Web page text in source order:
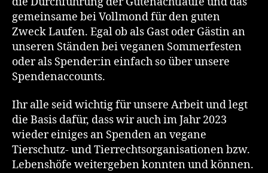
gemeinsame bei Vollmond für den guten
Zweck Laufen. Egal ob als Gast oder Gästin an
unseren Ständen bei veganen Sommerfesten
oder als Spender:in einfach so über unsere
Spendenaccounts.
Ihr alle seid wichtig für unsere Arbeit und legt
die Basis dafür, dass wir auch im Jahr 2023
wieder einiges an Spenden an vegane
Tierschutz- und Tierrechtsorganisationen bzw.
Lebenshöfe weitergeben konnten und können.